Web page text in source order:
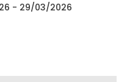
- 29/03/2026